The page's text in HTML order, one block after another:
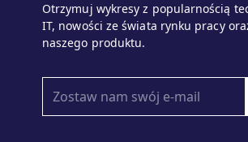
Otrzymuj wykresy z popularnością
IT, nowości ze świata rynku pracy
naszego produktu.